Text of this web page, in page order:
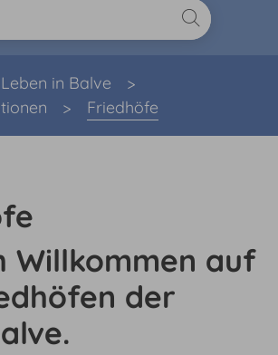
Leben in Balve
Friedhöfe
Willkommen auf
der